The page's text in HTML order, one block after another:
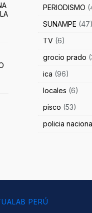
PERIODISMO
SUNAMPE (47)
TV (6)
grocio prado
ica (96)
locales (6)
pisco (53)
policia
PERÚ